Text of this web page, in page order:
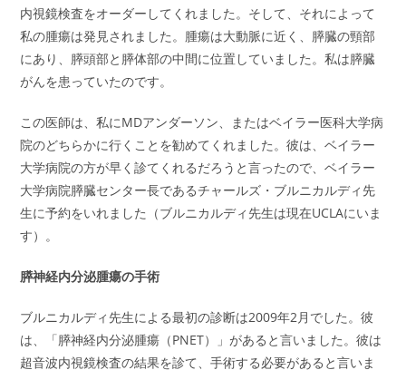
内視鏡検査をオーダーしてくれました。そして、それによって
私の腫瘍は発見されました。腫瘍は大動脈に近く、膵臓の頸部
にあり、膵頭部と膵体部の中間に位置していました。私は膵臓
がんを患っていたのです。
この医師は、私にMDアンダーソン、またはベイラー医科大学病
院のどちらかに行くことを勧めてくれました。彼は、ベイラー
大学病院の方が早く診てくれるだろうと言ったので、ベイラー
大学病院膵臓センター長であるチャールズ・ブルニカルディ先
生に予約をいれました（ブルニカルディ先生は現在UCLAにいま
す）。
膵神経内分泌腫瘍の手術
ブルニカルディ先生による最初の診断は2009年2月でした。彼
は、「膵神経内分泌腫瘍（PNET）」があると言いました。彼は
超音波内視鏡検査の結果を診て、手術する必要があると言いま